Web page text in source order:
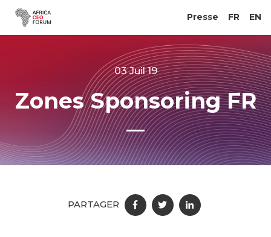
Presse FR EN
03 Juil 19
Zones Sponsoring FR
PARTAGER